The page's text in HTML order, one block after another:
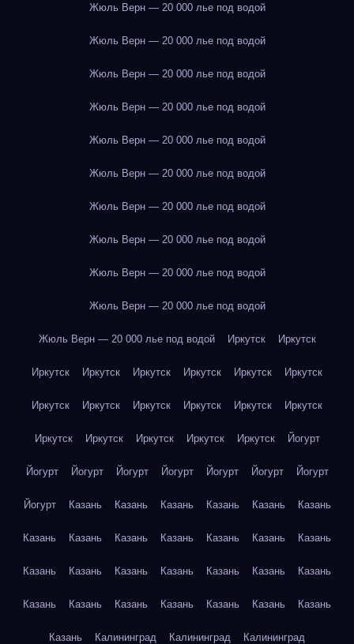
Жюль Верн — 20 000 лье под водой
Жюль Верн — 20 000 лье под водой
Жюль Верн — 20 000 лье под водой
Жюль Верн — 20 000 лье под водой
Жюль Верн — 20 000 лье под водой
Жюль Верн — 20 000 лье под водой
Жюль Верн — 20 000 лье под водой
Жюль Верн — 20 000 лье под водой
Жюль Верн — 20 000 лье под водой
Жюль Верн — 20 000 лье под водой
Жюль Верн — 20 000 лье под водой Иркутск Иркутск
Иркутск Иркутск Иркутск Иркутск Иркутск Иркутск
Иркутск Иркутск Иркутск Иркутск Иркутск Иркутск
Иркутск Иркутск Иркутск Иркутск Иркутск Йогурт
Йогурт Йогурт Йогурт Йогурт Йогурт Йогурт Йогурт
Йогурт Казань Казань Казань Казань Казань Казань
Казань Казань Казань Казань Казань Казань Казань
Казань Казань Казань Казань Казань Казань Казань
Казань Казань Казань Казань Казань Казань Казань
Казань Калининград Калининград Калининград